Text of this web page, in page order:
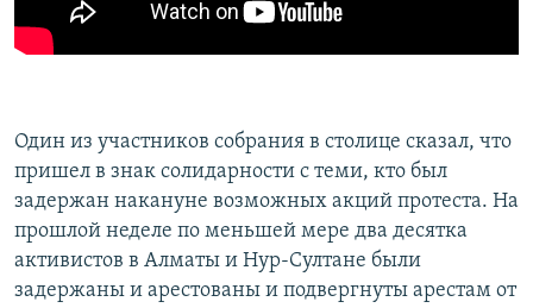
Один из участников собрания в столице сказал, что
пришел в знак солидарности с теми, кто был
задержан накануне возможных акций протеста. На
прошлой неделе по меньшей мере два десятка
активистов в Алматы и Нур-Султане были
задержаны и арестованы и подвергнуты арестам от